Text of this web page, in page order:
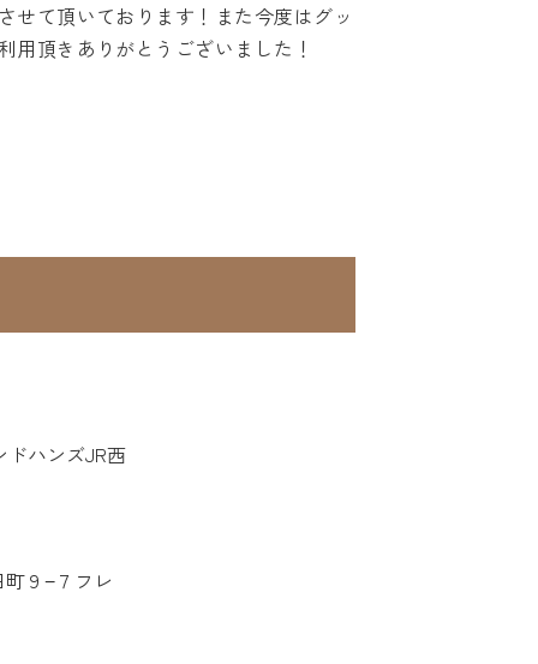
せて頂いております！また今度はグッ
頂きありがとうございました！
ハンズJR西
町９−７フレ